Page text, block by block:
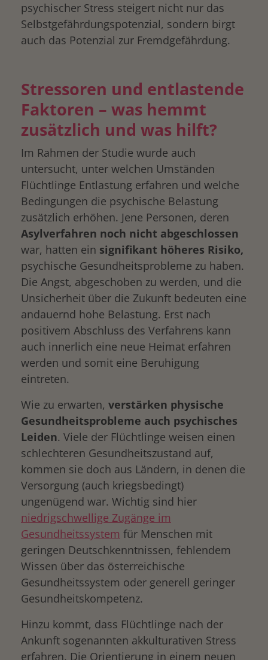
psychischer Stress steigert nicht nur das
Selbstgefährdungspotenzial, sondern birgt
auch das Potenzial zur Fremdgefährdung.
Stressoren und entlastende
Faktoren – was hemmt
zusätzlich und was hilft?
Im Rahmen der Studie wurde auch
untersucht, unter welchen Umständen
Flüchtlinge Entlastung erfahren und welche
Bedingungen die psychische Belastung
zusätzlich erhöhen. Jene Personen, deren
Asylverfahren noch nicht abgeschlossen
war, hatten ein signifikant höheres Risiko,
psychische Gesundheitsprobleme zu haben.
Die Angst, abgeschoben zu werden, und die
Unsicherheit über die Zukunft bedeuten eine
andauernd hohe Belastung. Erst nach
positivem Abschluss des Verfahrens kann
auch innerlich eine neue Heimat erfahren
werden und somit eine Beruhigung
eintreten.
Wie zu erwarten, verstärken physische
Gesundheitsprobleme auch psychisches
Leiden. Viele der Flüchtlinge weisen einen
schlechteren Gesundheitszustand auf,
kommen sie doch aus Ländern, in denen die
Versorgung (auch kriegsbedingt)
ungenügend war. Wichtig sind hier
niedrigschwellige Zugänge im
Gesundheitssystem für Menschen mit
geringen Deutschkenntnissen, fehlendem
Wissen über das österreichische
Gesundheitssystem oder generell geringer
Gesundheitskompetenz.
Hinzu kommt, dass Flüchtlinge nach der
Ankunft sogenannten akkulturativen Stress
erfahren. Die Orientierung in einem neuen
drucken